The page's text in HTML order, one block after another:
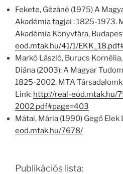
Fekete, Gézáné (1975) A
Akadémia tagjai : 1825-1973.
Akadémia Könyvtára,
eod.mtak.hu/41/1/
Markó László, Burucs
Diána (2003): A Magyar
1825-2002. MTA
Link: http://real-eod.mtak.hu/
2002.pdf#page=403
Mátai, Mária (1990) Gegő Elek
eod.mtak.hu/7678/
Publikációs lista: